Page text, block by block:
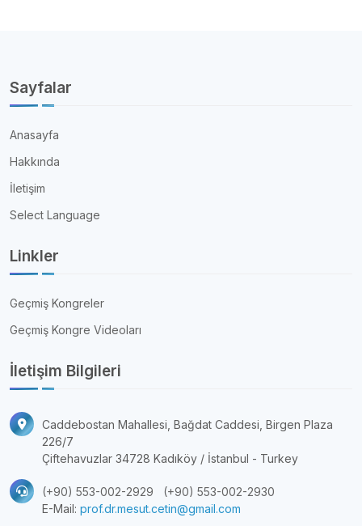
Sayfalar
Anasayfa
Hakkında
İletişim
Select Language
Linkler
Geçmiş Kongreler
Geçmiş Kongre Videoları
İletişim Bilgileri
Caddebostan Mahallesi, Bağdat Caddesi, Birgen Plaza
226/7
Çiftehavuzlar 34728 Kadıköy / İstanbul - Turkey
(+90) 553-002-2929
(+90) 553-002-2930
E-Mail: prof.dr.mesut.cetin@gmail.com